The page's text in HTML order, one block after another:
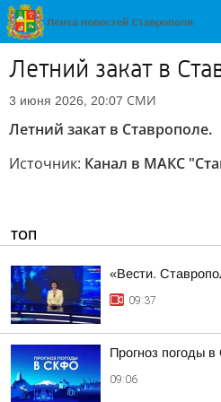
Летний закат в
3 июня 2026, 20:07 СМИ
Летний закат в Ставрополе.
Источник: Канал в МАКС
ТОП
«Вести.
09:37
Прогноз погоды
09:06